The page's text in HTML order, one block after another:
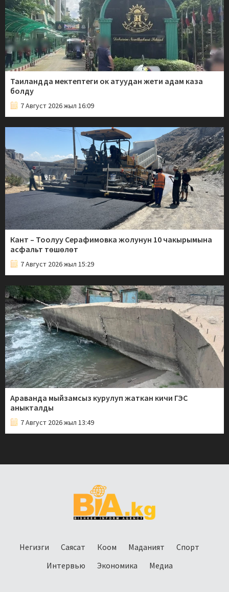
Таиландда мектептеги ок атуудан жети адам каза
болду
7 Август 2026 жыл 16:09
Кант – Тоолуу Серафимовка жолунун 10 чакырымына
асфальт төшөлөт
7 Август 2026 жыл 15:29
Араванда мыйзамсыз курулуп жаткан кичи ГЭС
аныкталды
7 Август 2026 жыл 13:49
Негизги Саясат Коом Маданият
Спорт
Интервью
Экономика Медиа